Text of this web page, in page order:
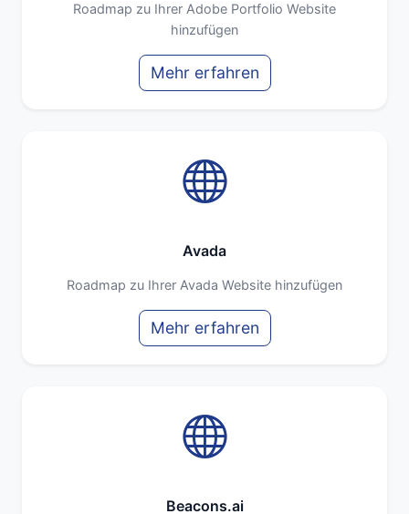
Roadmap zu Ihrer Adobe Portfolio Website
hinzufügen
Mehr erfahren
Avada
Roadmap zu Ihrer Avada Website hinzufügen
Mehr erfahren
Beacons.ai